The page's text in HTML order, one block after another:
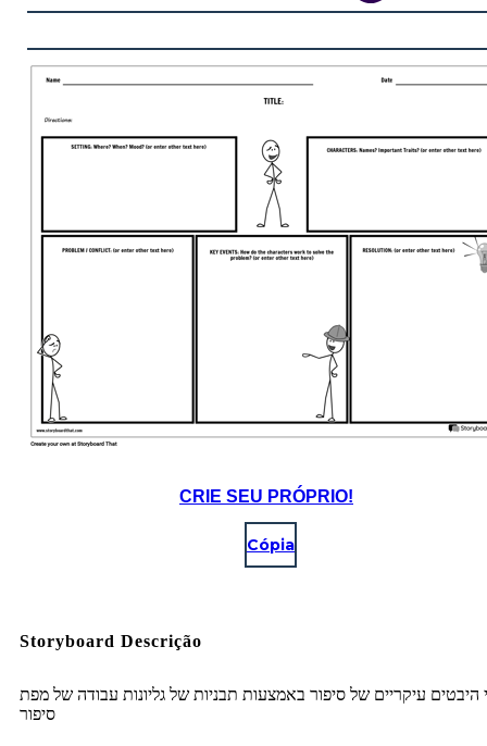
CRIE SEU PRÓPRIO!
Cópia
Storyboard Descrição
היבטים עיקריים של סיפור באמצעות תבניות של גליונות עבודה של מפת
סיפור